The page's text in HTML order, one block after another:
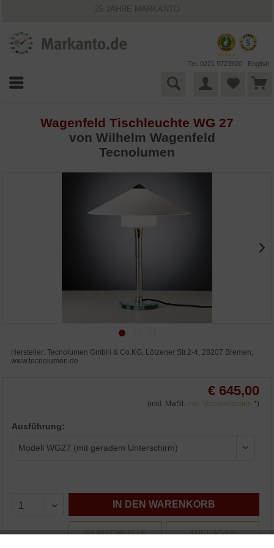
25 JAHRE MARKANTO
VIELFÄLTIGE ZAHLUNGSMÖGLICHKEITEN
BESTPRICE-GARANTIE
Tel. 0221 9723920 English
Wagenfeld Tischleuchte WG 27
von Wilhelm Wagenfeld
Tecnolumen
Hersteller: Tecnolumen GmbH & Co.KG, Lötzener Str.2-4, 28207 Bremen,
www.tecnolumen.de
€ 645,00
(inkl. MwSt. inkl. Versandkosten *)
Ausführung:
IN DEN WARENKORB
WUNSCHLISTE ANFRAGEN